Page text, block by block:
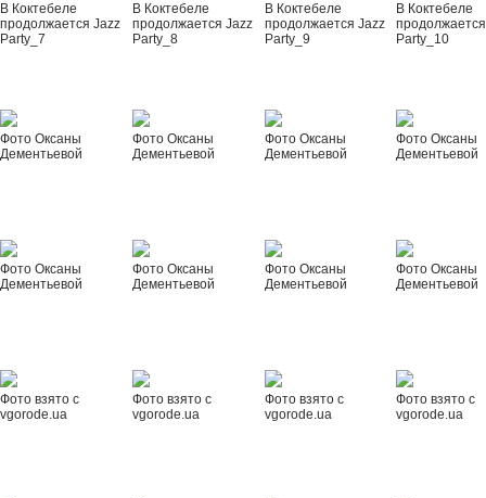
В Коктебеле
продолжается Jazz
Party_7
В Коктебеле
продолжается Jazz
Party_8
В Коктебеле
продолжается Jazz
Party_9
В Коктебеле
Party_10
Фото Оксаны
Дементьевой
Фото Оксаны
Дементьевой
Фото Оксаны
Дементьевой
Фото Оксаны
Дементьевой
Фото Оксаны
Дементьевой
Фото Оксаны
Дементьевой
Фото Оксаны
Дементьевой
Фото Оксаны
Дементьевой
Фото взято с
vgorode.ua
Фото взято с
vgorode.ua
Фото взято с
vgorode.ua
Фото взято с
vgorode.ua